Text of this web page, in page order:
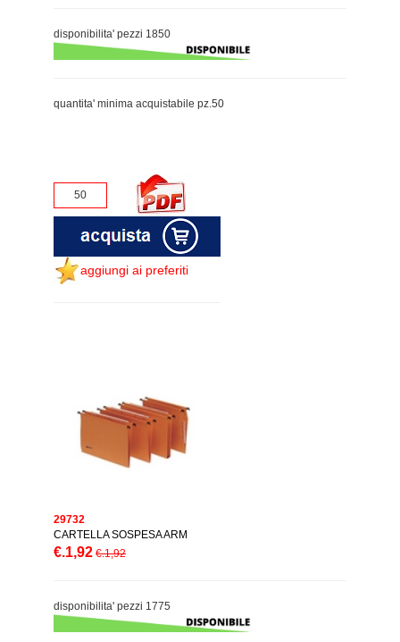
disponibilita' pezzi 1850
quantita' minima acquistabile pz.50
aggiungi ai preferiti
29732
CARTELLA SOSPESA ARM
€.1,92 €.1,92
disponibilita' pezzi 1775